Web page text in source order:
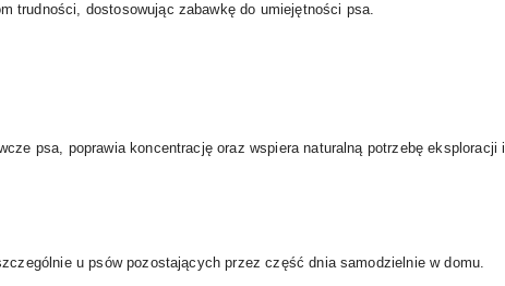
trudności, dostosowując zabawkę do umiejętności psa.
psa, poprawia koncentrację oraz wspiera naturalną potrzebę eksploracji i
u psów pozostających przez część dnia samodzielnie w domu.